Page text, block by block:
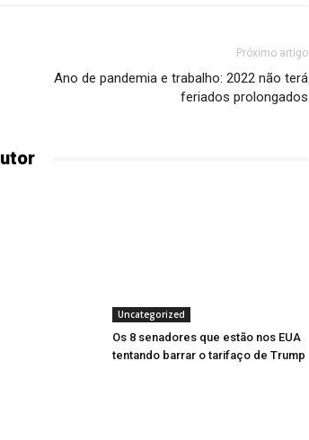
Próximo artigo
Ano de pandemia e trabalho: 2022 não terá
feriados prolongados
Uncategorized
Os 8 senadores que estão nos EUA
tentando barrar o tarifaço de Trump